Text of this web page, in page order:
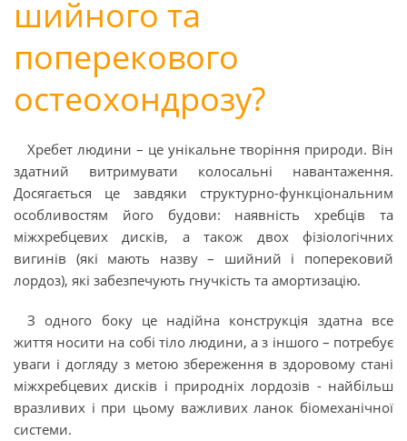
шийного та
поперекового
остеохондрозу?
Хребет людини – це унікальне творіння природи. Він
здатний витримувати колосальні навантаження.
Досягається це завдяки структурно-функціональним
особливостям його будови: наявність хребців та
міжхребцевих дисків, а також двох фізіологічних
вигинів (які мають назву – шийний і поперековий
лордоз), які забезпечують гнучкість та амортизацію.
З одного боку це надійна конструкція здатна все
життя носити на собі тіло людини, а з іншого – потребує
уваги і догляду з метою збереження в здоровому стані
міжхребцевих дисків і природніх лордозів - найбільш
вразливих і при цьому важливих ланок біомеханічної
системи.